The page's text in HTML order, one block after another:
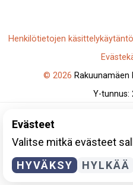
Henkilötietojen käsittelykäytäntö
© 2026
Y-tunnus:
Evästeet
Valitse mitkä evästeet
HYVÄKSY
HYLKÄÄ